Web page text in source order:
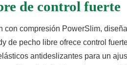
de control fuerte
con compresión PowerSlim,
de pecho libre ofrece control
antideslizantes para un